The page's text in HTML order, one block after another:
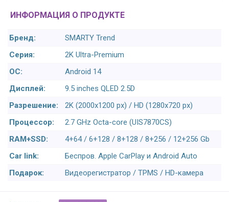
ИНФОРМАЦИЯ О ПРОДУКТЕ
Бренд:
SMARTY Trend
Серия:
2K Ultra-Premium
ОС:
Android 14
Дисплей:
9.5 inches QLED 2.5D
Разрешение:
2K (2000x1200 px) / HD (1280x720 px)
Процессор:
2.7 GHz Octa-core (UIS7870CS)
RAM+SSD:
4+64 / 6+128 / 8+128 / 8+256 / 12+256 Gb
Car link:
Беспров. Apple CarPlay и Android Auto
Подарок:
Видеорегистратор / TPMS / HD-камера